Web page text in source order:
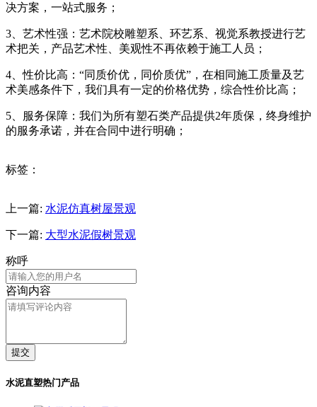
决方案，一站式服务；
3、艺术性强：艺术院校雕塑系、环艺系、视觉系教授进行艺
术把关，产品艺术性、美观性不再依赖于施工人员；
4、性价比高：“同质价优，同价质优”，在相同施工质量及艺
术美感条件下，我们具有一定的价格优势，综合性价比高；
5、服务保障：我们为所有塑石类产品提供2年质保，终身维护
的服务承诺，并在合同中进行明确；
标签：
上一篇: 水泥仿真树屋景观
下一篇: 大型水泥假树景观
称呼
咨询内容
提交
水泥直塑热门产品